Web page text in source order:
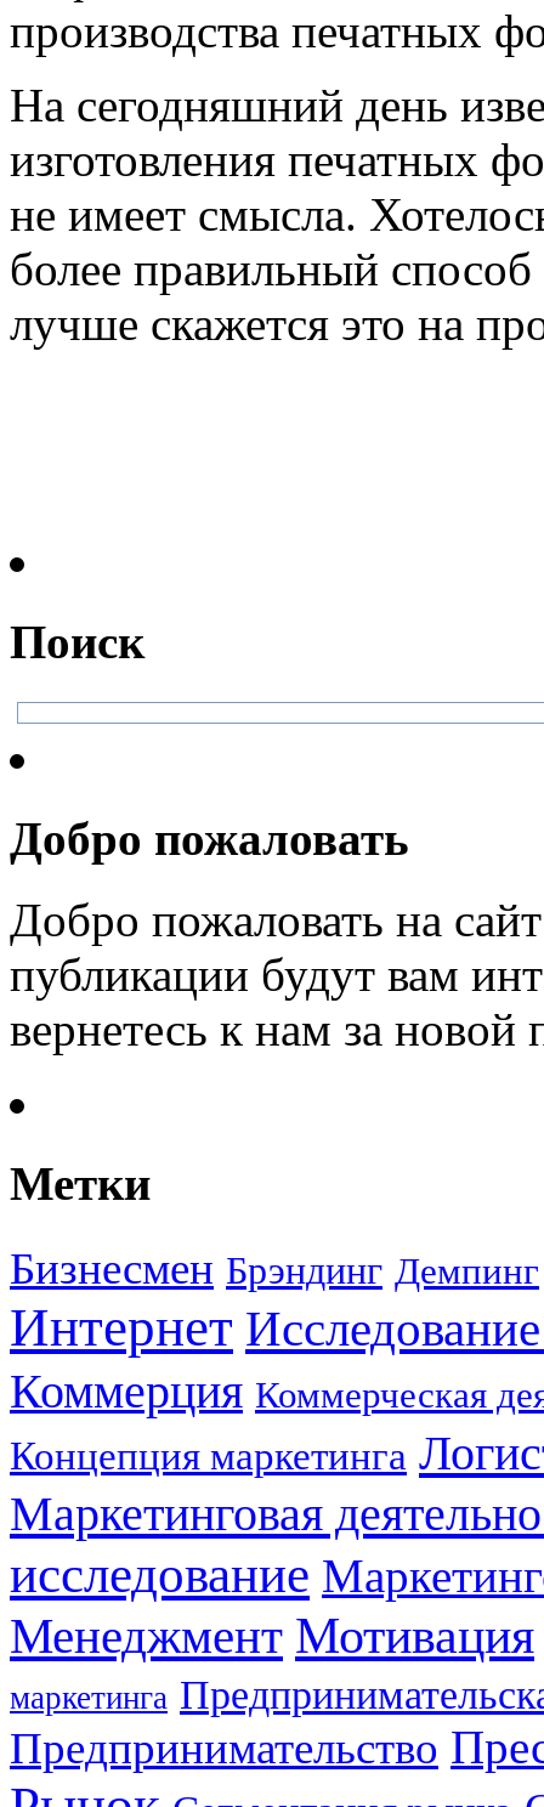
На сегодняшний день
изготовления печатных
не имеет смысла.
более правильный
лучше скажется это на
Поиск
Добро пожаловать
Добро пожаловать на
публикации будут вам
вернетесь к нам за
Метки
Бизнесмен Брэндинг Демпинг
Интернет
Коммерция Коммерческая
Концепция маркетинга
Маркетинговая
исследование
Менеджмент Мотивация
маркетинга
Предпринимательство